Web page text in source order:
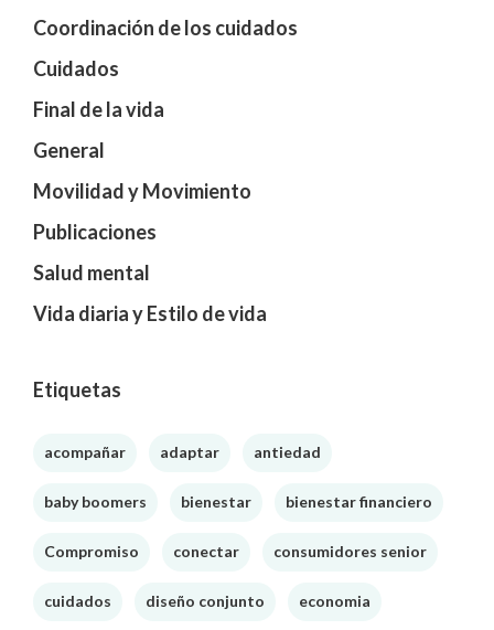
Coordinación de los cuidados
Cuidados
Final de la vida
General
Movilidad y Movimiento
Publicaciones
Salud mental
Vida diaria y Estilo de vida
Etiquetas
acompañar adaptar antiedad
baby boomers bienestar bienestar financiero
Compromiso conectar consumidores senior
cuidados diseño conjunto economia